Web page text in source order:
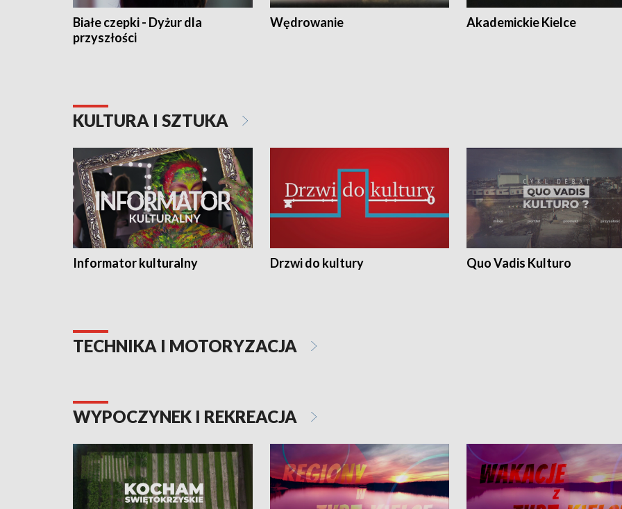
Białe czepki - Dyżur dla
przyszłości
Wędrowanie Akademickie Kielce
KULTURA I SZTUKA
Informator kulturalny Drzwi do kultury Quo Vadis Kulturo
TECHNIKA I MOTORYZACJA
WYPOCZYNEK I REKREACJA